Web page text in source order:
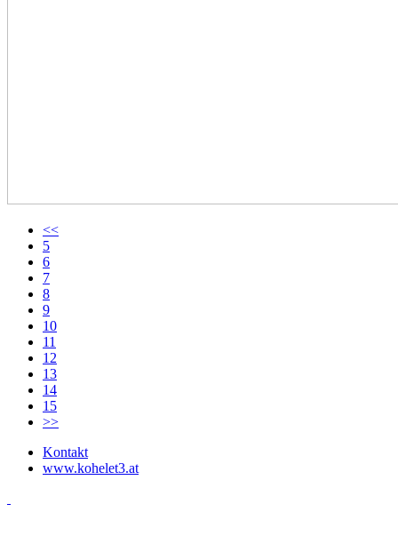
<<
5
6
7
8
9
10
11
12
13
14
15
>>
Kontakt
www.kohelet3.at